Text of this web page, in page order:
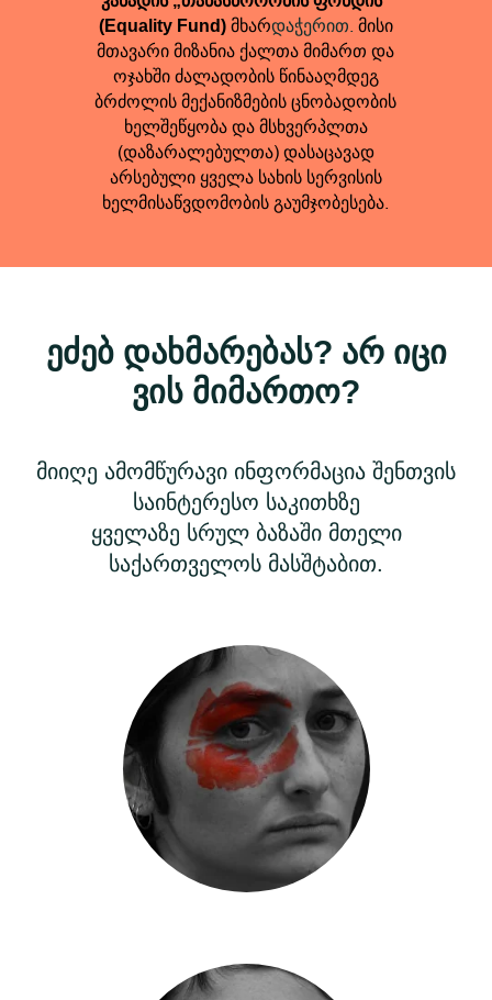
(Equality Fund) მხარდაჭერით. მისი
მთავარი მიზანია ქალთა მიმართ და
ოჯახში ძალადობის წინააღმდეგ
ბრძოლის მექანიზმების ცნობადობის
ხელშეწყობა და მსხვერპლთა
(დაზარალებულთა) დასაცავად
არსებული ყველა სახის სერვისის
ხელმისაწვდომობის გაუმჯობესება.
ეძებ დახმარებას? არ იცი
ვის მიმართო?
მიიღე ამომწურავი ინფორმაცია შენთვის
საინტერესო საკითხზე
ყველაზე სრულ ბაზაში მთელი
საქართველოს მასშტაბით.